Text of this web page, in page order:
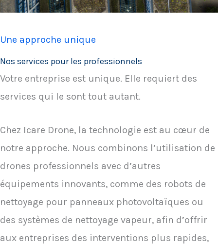
Une approche unique
Nos services pour les professionnels
Votre entreprise est unique. Elle requiert des
services qui le sont tout autant.
Chez Icare Drone, la technologie est au cœur de
notre approche. Nous combinons l’utilisation de
drones professionnels avec d’autres
équipements innovants, comme des robots de
nettoyage pour panneaux photovoltaïques ou
des systèmes de nettoyage vapeur, afin d’offrir
aux entreprises des interventions plus rapides,